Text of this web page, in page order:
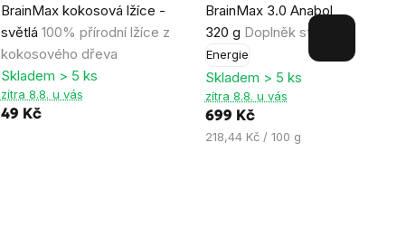
BrainMax kokosová lžíce -
světlá 100% přírodní lžíce z
kokosového dřeva
hodnocení
produktu
je
5,0
z
Skladem > 5 ks
zítra 8.8. u vás
49 Kč
BrainMax 3.0 Anabolic
320 g Doplněk stravy
Energie
hodnocení
produktu
je
4,7
z
5
hvězdiček.
Skladem > 5 ks
zítra 8.8. u vás
699 Kč
Měrná
218,44 Kč / 100 g